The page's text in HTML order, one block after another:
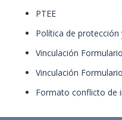
PTEE
Política de
Vinculación
Vinculación
Formato conflicto de